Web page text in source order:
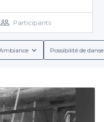
Participants
Possibilité de